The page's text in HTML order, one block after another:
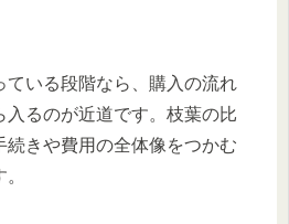
ている段階なら、購入の流れ
入るのが近道です。枝葉の比
続きや費用の全体像をつかむ